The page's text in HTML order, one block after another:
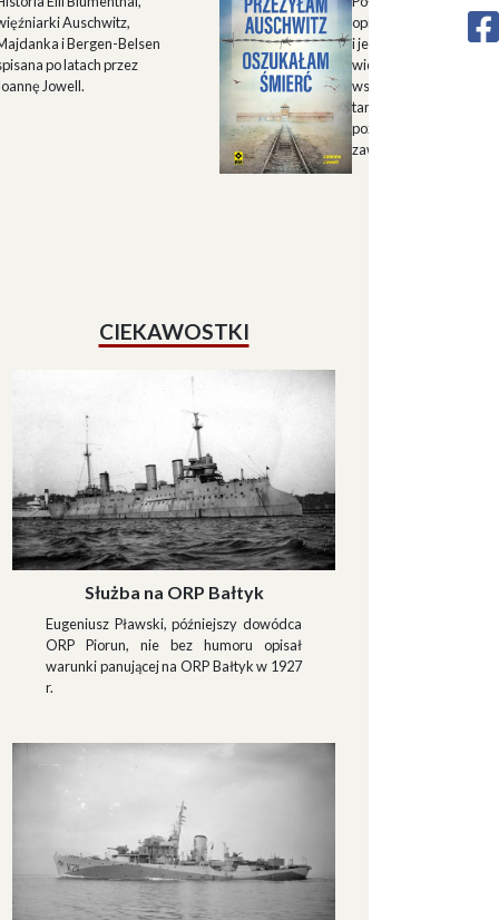
Auschwitz,
i Bergen-Belsen
po latach przez
Jowell.
opisu historii Górnego
i jego mieszkańców w
wieku oraz zapisu
wspomnień
tamtych terenów, które
pozwalają lepiej
zawiłe koleje losu
CIEKAWOSTKI
Służba na ORP Bałtyk
Eugeniusz Pławski, późniejszy dowódca
ORP Piorun, nie bez humoru opisał
warunki panującej na ORP Bałtyk w 1927
r.